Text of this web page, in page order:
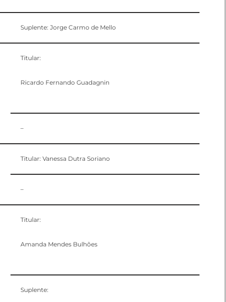
Suplente: Jorge Carmo de Mello
Titular:
Ricardo Fernando Guadagnin
–
Titular: Vanessa Dutra Soriano
–
Titular:
Amanda Mendes Bulhões
Suplente: